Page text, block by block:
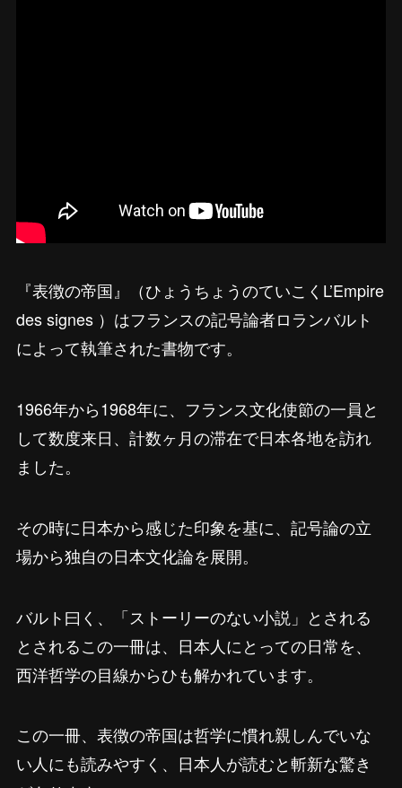
『表徴の帝国』（ひょうちょうのていこくL’Empire
des signes ）はフランスの記号論者ロランバルト
によって執筆された書物です。
1966年から1968年に、フランス文化使節の一員と
して数度来日、計数ヶ月の滞在で日本各地を訪れ
ました。
その時に日本から感じた印象を基に、記号論の立
場から独自の日本文化論を展開。
バルト曰く、「ストーリーのない小説」とされる
とされるこの一冊は、日本人にとっての日常を、
西洋哲学の目線からひも解かれています。
この一冊、表徴の帝国は哲学に慣れ親しんでいな
い人にも読みやすく、日本人が読むと斬新な驚き